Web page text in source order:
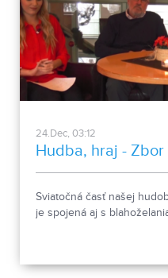
24.Dec, 03:12
Hudba, hraj - Zbor
Sviatočná časť našej
je spojená aj s